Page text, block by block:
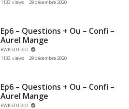
1133 views
29 décembre 2020
Ep6 – Questions + Ou – Confi –
Aurel Mange
BWK STUDIO
1133 views
29 décembre 2020
Ep6 – Questions + Ou – Confi –
Aurel Mange
BWK STUDIO